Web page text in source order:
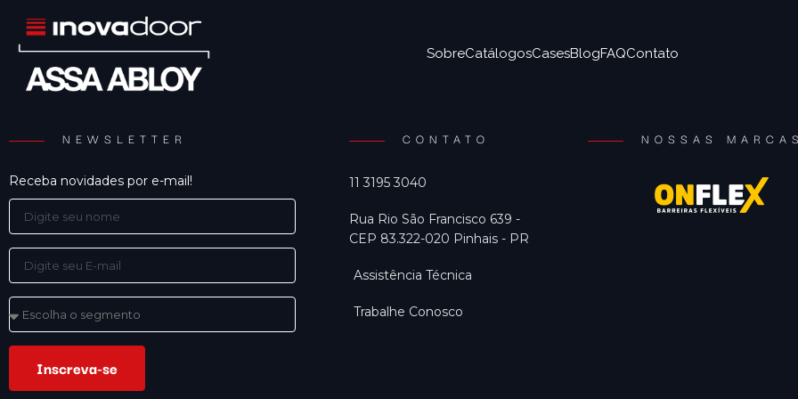
SobreCatálogosCasesBlogFAQContato
NEWSLETTER
Receba novidades por e-mail!
Inscreva-se
CONTATO
11 3195 3040
Rua Rio São Francisco 639 -
CEP 83.322-020 Pinhais - PR
Assistência Técnica
Trabalhe Conosco
NOSSAS